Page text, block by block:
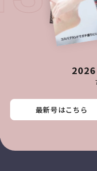
最新号はこちら
最新号はこちら
最新号はこちら
最新号はこちら